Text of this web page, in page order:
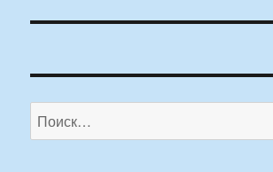
Искать: